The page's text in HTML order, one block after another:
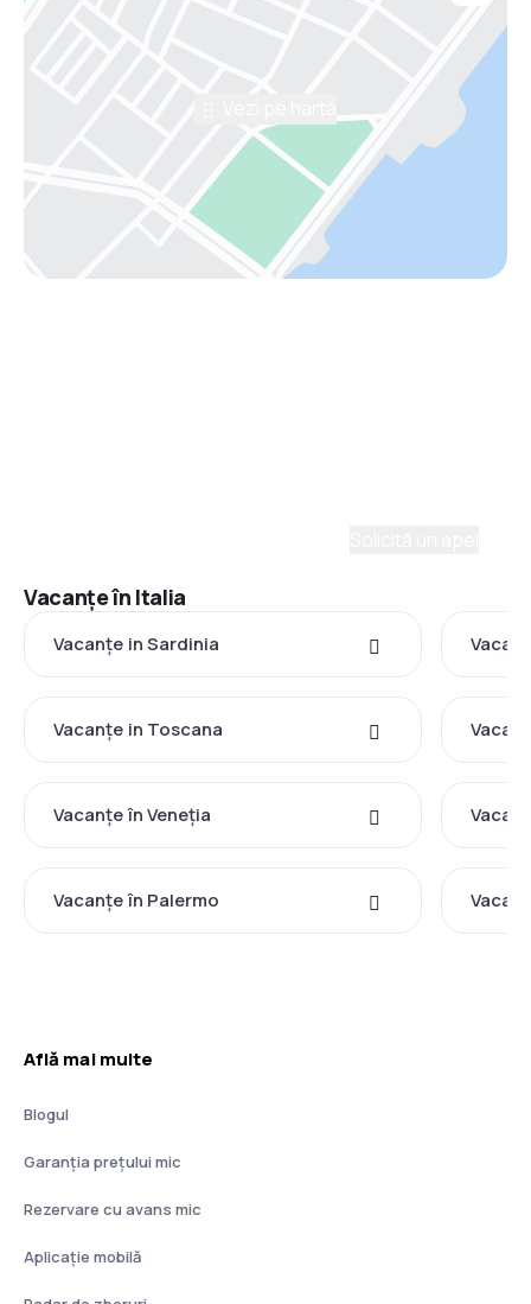
Vacanţe în Italia
Vacanţe in Sardinia
Vacanţe in Toscana
Vacanţe în Veneţia
Vacanţe în Palermo
Află mai multe
Blogul
Garanția prețului mic
Rezervare cu avans mic
Aplicație mobilă